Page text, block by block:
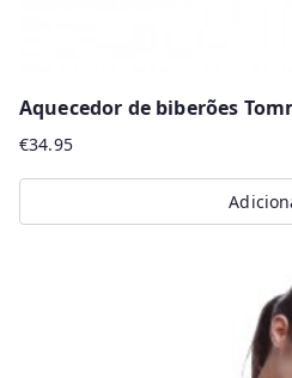
Aquecedor de biberões
€34.95